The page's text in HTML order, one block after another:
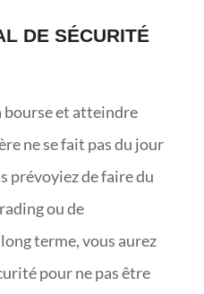
DE SÉCURITÉ
bourse et atteindre
ne se fait pas du jour
prévoyiez de faire du
ou de
terme, vous aurez
pour ne pas être